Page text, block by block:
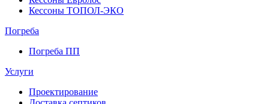
Кессоны ТОПОЛ-ЭКО
Погребa
Погреба ПП
Услуги
Проектирование